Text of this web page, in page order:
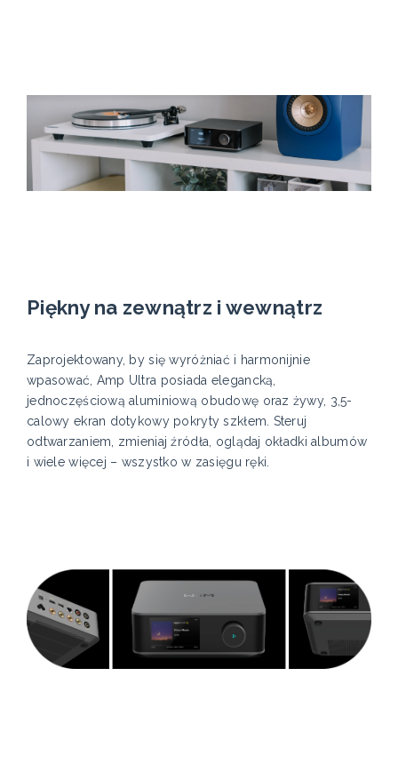
Piękny na zewnątrz i wewnątrz
Zaprojektowany, by się wyróżniać i harmonijnie
wpasować, Amp Ultra posiada elegancką,
jednoczęściową aluminiową obudowę oraz żywy, 3,5-
calowy ekran dotykowy pokryty szkłem. Steruj
odtwarzaniem, zmieniaj źródła, oglądaj okładki albumów
i wiele więcej – wszystko w zasięgu ręki.